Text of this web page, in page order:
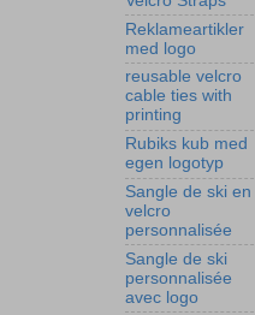
Reklameartikler
med logo
reusable velcro
cable ties with
printing
Rubiks kub med
egen logotyp
Sangle de ski en
velcro
personnalisée
Sangle de ski
personnalisée
avec logo